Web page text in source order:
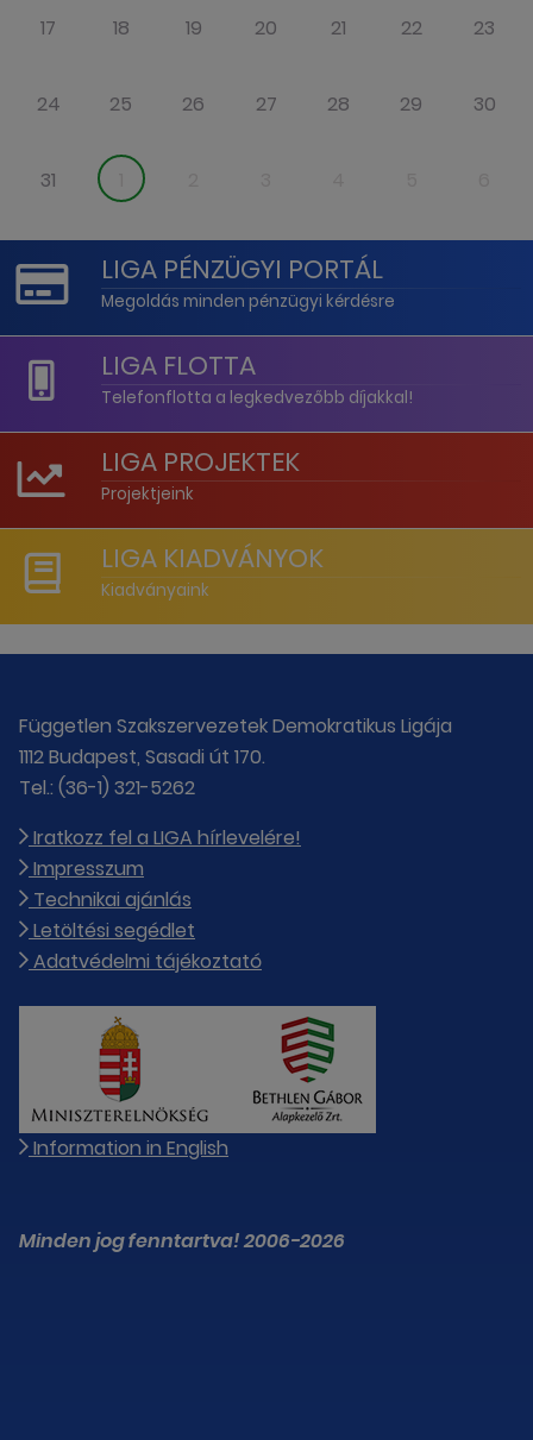
17 18 19 20 21 22 23
24 25 26 27 28 29 30
31
LIGA PÉNZÜGYI PORTÁL
Megoldás minden pénzügyi kérdésre
LIGA FLOTTA
Telefonflotta a legkedvezőbb díjakkal!
LIGA PROJEKTEK
Projektjeink
LIGA KIADVÁNYOK
Kiadványaink
Független Szakszervezetek Demokratikus Ligája
1112 Budapest, Sasadi út 170.
Tel.: (36-1) 321-5262
Iratkozz fel a LIGA hírlevelére!
Impresszum
Technikai ajánlás
Letöltési segédlet
Adatvédelmi tájékoztató
Information in English
Minden jog fenntartva! 2006-2026